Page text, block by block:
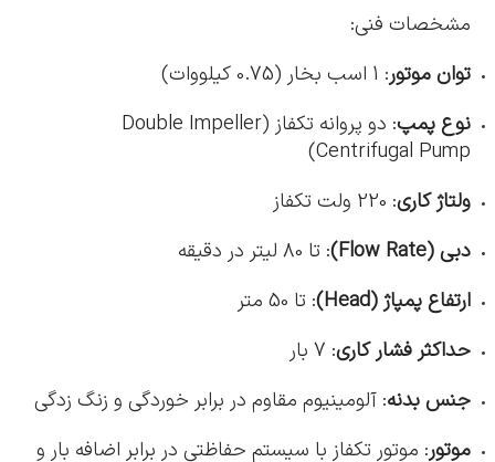
مشخصات فنی:
توان موتور: 1 اسب بخار (0.75 کیلووات)
نوع پمپ
: دو پروانه تکفاز (Double Impeller
Centrifugal Pump)
ولتاژ کاری: 220 ولت تکفاز
دبی (Flow Rate)
: تا 80 لیتر در دقیقه
ارتفاع پمپاژ (Head)
: تا 50 متر
حداکثر فشار کاری: 7 بار
جنس بدنه: آلومینیوم مقاوم در برابر خوردگی و زنگ زدگی
موتور: موتور تکفاز با سیستم حفاظتی در برابر اضافه بار و